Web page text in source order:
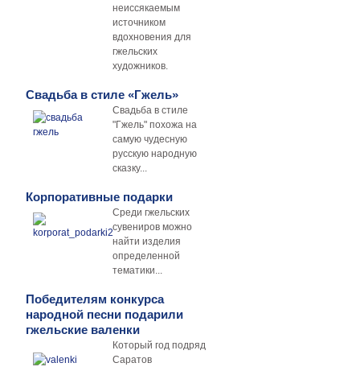
неиссякаемым
источником
вдохновения для
гжельских
художников.
Свадьба в стиле «Гжель»
Свадьба в стиле
"Гжель" похожа на
самую чудесную
русскую народную
сказку...
Корпоративные подарки
Среди гжельских
сувениров можно
найти изделия
определенной
тематики...
Победителям конкурса
народной песни подарили
гжельские валенки
Который год подряд
Саратов